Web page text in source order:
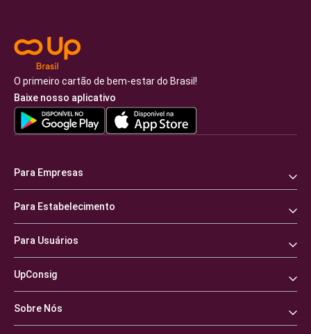
O primeiro cartão de bem-estar do Brasil!
Baixe nosso aplicativo
Para Empresas
Para Estabelecimento
Para Usuários
UpConsig
Sobre Nós